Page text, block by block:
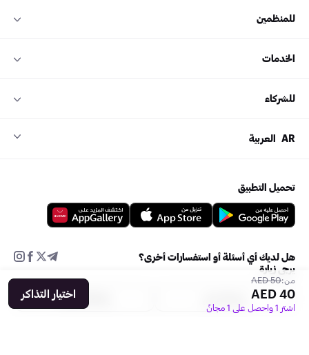
من:50 AED
40 AED
اشترِ 1 واحصل على 1 مجانً
اختيار التذاكر
للمنظمين
الخدمات
للشركاء
AR العربية
تحميل التطبيق
هل لديك أي أسئلة أو استفسارات أخرى؟
يرجى زيارة
إضافة فعالية